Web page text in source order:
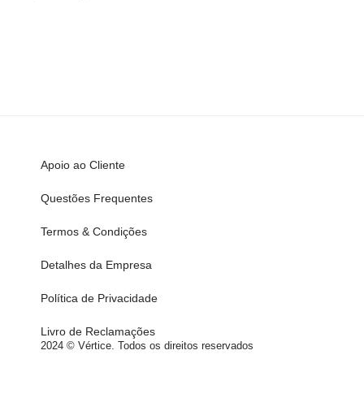
2024 © Vértice. Todos os direitos reservados
Apoio ao Cliente
Questões Frequentes
Termos & Condições
Detalhes da Empresa
Política de Privacidade
Livro de Reclamações